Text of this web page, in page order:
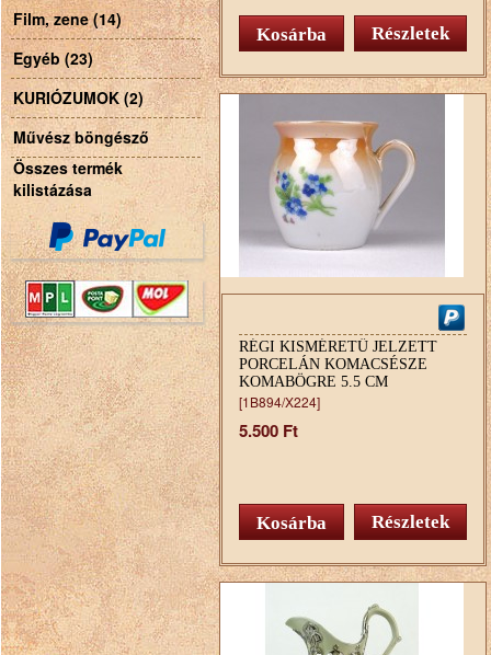
Film, zene (14)
Egyéb (23)
KURIÓZUMOK (2)
Művész böngésző
Összes termék
kilistázása
Részletek
RÉGI KISMÉRETŰ JELZETT
PORCELÁN KOMACSÉSZE
KOMABÖGRE 5.5 CM
[1B894/X224]
5.500 Ft
Részletek